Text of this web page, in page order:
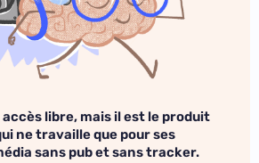
libre, mais il est le produit
ne travaille que pour ses
sans pub et sans tracker.